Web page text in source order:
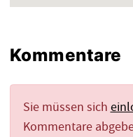
Kommentare
Sie müssen sich
Kommentare